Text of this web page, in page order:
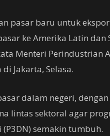
pasar baru untuk
ke Amerika Latin dan
Menteri Perindustrian
Jakarta, Selasa.
dalam negeri,
lintas sektoral agar
semakin tumbuh.